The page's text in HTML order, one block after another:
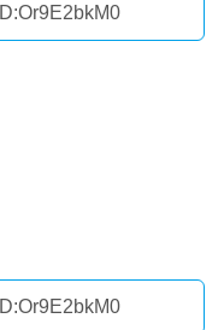
ID:Or9E2bkM0
ID:Or9E2bkM0